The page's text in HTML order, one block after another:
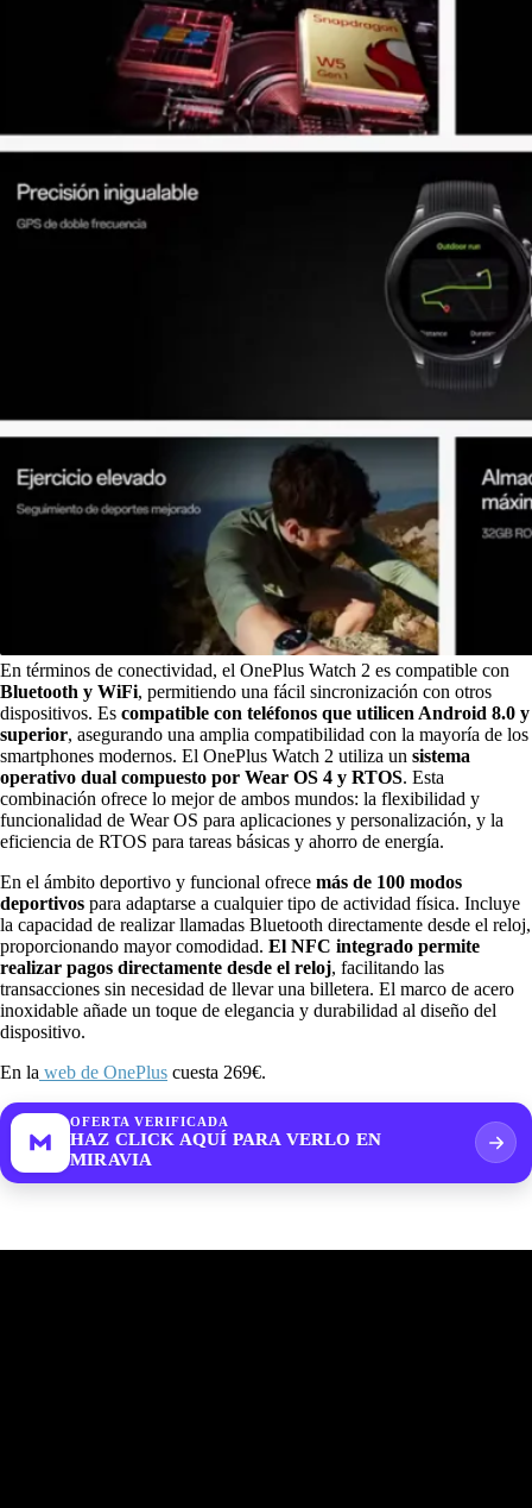
En términos de conectividad, el OnePlus Watch 2 es compatible con
Bluetooth y WiFi, permitiendo una fácil sincronización con otros
dispositivos. Es compatible con teléfonos que utilicen Android 8.0 y
superior, asegurando una amplia compatibilidad con la mayoría de los
smartphones modernos. El OnePlus Watch 2 utiliza un sistema
operativo dual compuesto por Wear OS 4 y RTOS. Esta
combinación ofrece lo mejor de ambos mundos: la flexibilidad y
funcionalidad de Wear OS para aplicaciones y personalización, y la
eficiencia de RTOS para tareas básicas y ahorro de energía.
En el ámbito deportivo y funcional ofrece más de 100 modos
deportivos para adaptarse a cualquier tipo de actividad física. Incluye
la capacidad de realizar llamadas Bluetooth directamente desde el reloj,
proporcionando mayor comodidad. El NFC integrado permite
realizar pagos directamente desde el reloj, facilitando las
transacciones sin necesidad de llevar una billetera. El marco de acero
inoxidable añade un toque de elegancia y durabilidad al diseño del
dispositivo.
En la web de OnePlus cuesta 269€.
OFERTA VERIFICADA
HAZ CLICK AQUÍ PARA VERLO EN
MIRAVIA